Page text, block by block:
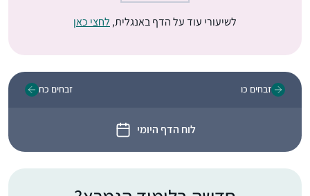
לשיעורי עוד על הדף באנגלית, לחצי כאן
זבחים כו
לוח הדף היומי
זבחים כח